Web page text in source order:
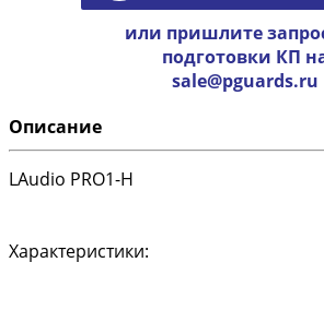
или пришлите
подготовки КП
sale@pguards.ru
Описание
LAudio PRO1-H
Характеристики: